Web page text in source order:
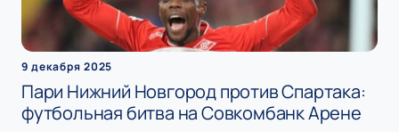
9 декабря 2025
Пари Нижний Новгород против Спартака:
футбольная битва на Совкомбанк Арене